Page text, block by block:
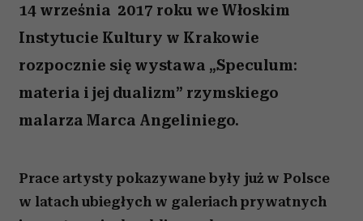
14 września 2017 roku we Włoskim
Instytucie Kultury w Krakowie
rozpocznie się wystawa „Speculum:
materia i jej dualizm” rzymskiego
malarza Marca Angeliniego.
Prace artysty pokazywane były już w Polsce
w latach ubiegłych w galeriach prywatnych